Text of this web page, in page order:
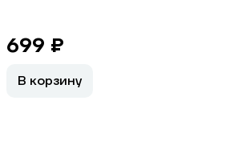
699 ₽
В корзину